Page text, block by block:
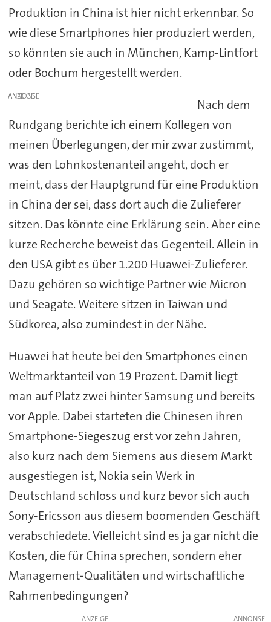
Produktion in China ist hier nicht erkennbar. So
wie diese Smartphones hier produziert werden,
so könnten sie auch in München, Kamp-Lintfort
oder Bochum hergestellt werden.
ANZEIGE
Nach dem
Rundgang berichte ich einem Kollegen von
meinen Überlegungen, der mir zwar zustimmt,
was den Lohnkostenanteil angeht, doch er
meint, dass der Hauptgrund für eine Produktion
in China der sei, dass dort auch die Zulieferer
sitzen. Das könnte eine Erklärung sein. Aber eine
kurze Recherche beweist das Gegenteil. Allein in
den USA gibt es über 1.200 Huawei-Zulieferer.
Dazu gehören so wichtige Partner wie Micron
und Seagate. Weitere sitzen in Taiwan und
Südkorea, also zumindest in der Nähe.
Huawei hat heute bei den Smartphones einen
Weltmarktanteil von 19 Prozent. Damit liegt
man auf Platz zwei hinter Samsung und bereits
vor Apple. Dabei starteten die Chinesen ihren
Smartphone-Siegeszug erst vor zehn Jahren,
also kurz nach dem Siemens aus diesem Markt
ausgestiegen ist, Nokia sein Werk in
Deutschland schloss und kurz bevor sich auch
Sony-Ericsson aus diesem boomenden Geschäft
verabschiedete. Vielleicht sind es ja gar nicht die
Kosten, die für China sprechen, sondern eher
Management-Qualitäten und wirtschaftliche
Rahmenbedingungen?
ANZEIGE